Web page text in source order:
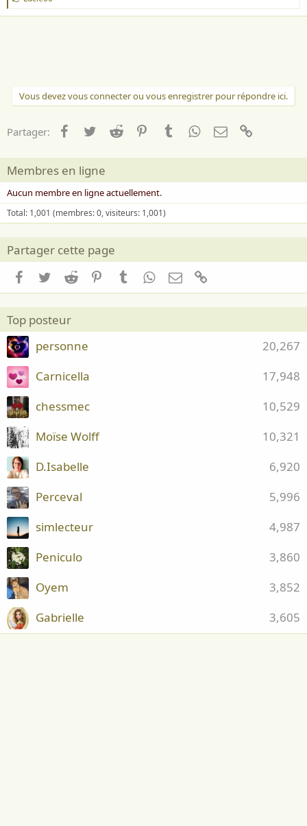
'
a
Vous devez vous connecter ou vous enregistrer pour répondre ici.
Partager: Facebook
TwitterReddit PinterestTumblrWhatsApp
Email
Membres en ligne
Aucun membre en ligne actuellement.
Total: 1,001 (membres: 0, visiteurs: 1,001)
Partager cette page
Facebook
TwitterReddit PinterestTumblrWhatsApp
Email
Top posteur
20,267
personne
17,948
Carnicella
10,529
chessmec
10,321
Moïse Wolff
6,920
D.Isabelle
5,996
Perceval
4,987
simlecteur
3,860
Peniculo
3,852
Oyem
3,605
Gabrielle